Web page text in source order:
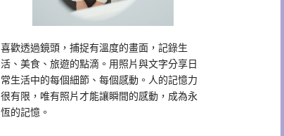
喜歡透過鏡頭，捕捉有溫度的畫面，記錄生
活、美食、旅遊的點滴。用照片與文字分享日
常生活中的每個細節、每個感動。人的記憶力
很有限，唯有照片才能讓瞬間的感動，成為永
恆的記憶。